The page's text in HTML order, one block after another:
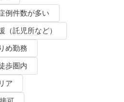
例件数が多い
託児所など）
め勤務
歩圏内
ア